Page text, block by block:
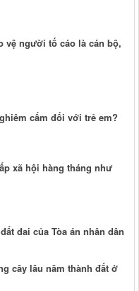
vệ người tố cáo là cán bộ,
cấm đối với trẻ em?
xã hội hàng tháng như
đai của Tòa án nhân dân
cây lâu năm thành đất ở